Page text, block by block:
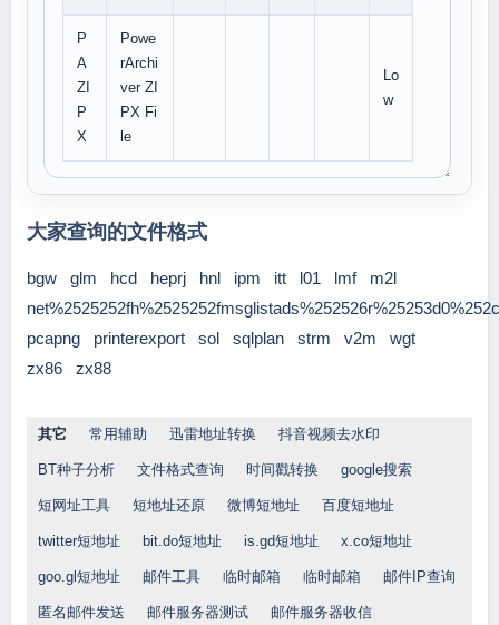
P
A
ZI
P
X
Powe
rArchi
ver ZI
PX Fi
le
Lo
w
大家查询的文件格式
bgw glm hcd heprj hnl ipm itt l01 lmf
m2l
pcapng
printerexport sol sqlplan strm v2m
wgt
zx86
zx88
其它 常用辅助 迅雷地址转换 抖音视频去水印
BT种子分析 文件格式查询 时间戳转换 google搜索
短网址工具 短地址还原 微博短地址 百度短地址
twitter短地址 bit.do短地址 is.gd短地址 x.co短地址
goo.gl短地址 邮件工具 临时邮箱 临时邮箱 邮件IP查询
匿名邮件发送 邮件服务器测试 邮件服务器收信